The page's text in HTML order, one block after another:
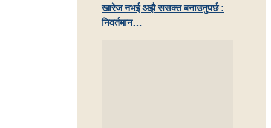
खारेज नभई अझै ससक्त बनाउनुपर्छ :
निवर्तमान…